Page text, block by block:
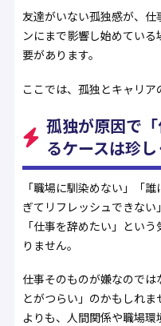
友達がいない孤独感が、
ンにまで影響し始めてい
要があります。
ここでは、孤独とキャリア
孤独が原因で
るケースは珍
「職場に馴染めない」「
ぎてリフレッシュできな
「仕事を辞めたい」とい
りません。
仕事そのものが嫌なので
とがつらい」のかもしれ
よりも、人間関係や職場環